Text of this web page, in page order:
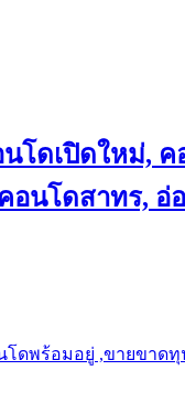
โดเปิดใหม่,
อนโดสาทร, อ่
ดพร้อมอยู่ ,ขายขาด